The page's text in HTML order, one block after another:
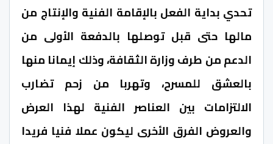
تحدي بداية الفعل بالإقامة الفنية والإنتاج من
مالها حتى قبل توصلها بالدفعة الأولى من
الدعم من طرف وزارة الثقافة، وذلك إيمانا منها
بالعشق للمسرح، وتهربا من زحم تضارب
الالتزامات بين العناصر الفنية لهذا العرض
والعروض الفرق الأخرى ليكون عملا فنيا فريدا